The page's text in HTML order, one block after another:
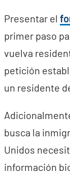
Presentar el
primer paso
vuelva
petición
un residente
busca la
Unidos
información